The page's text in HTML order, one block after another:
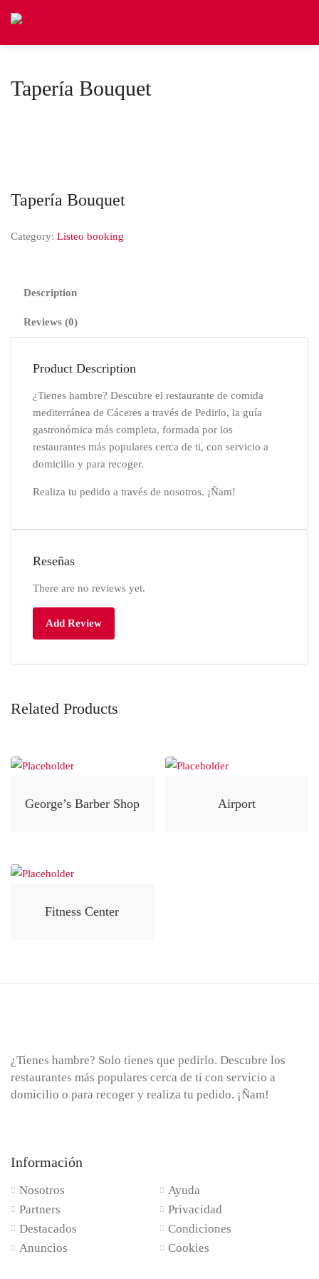
Tapería Bouquet
Tapería Bouquet
Category: Listeo booking
Description
Reviews (0)
Product Description
¿Tienes hambre? Descubre el restaurante de comida
mediterránea de Cáceres a través de Pedirlo, la guía
gastronómica más completa, formada por los
restaurantes más populares cerca de ti, con servicio a
domicilio y para recoger.
Realiza tu pedido a través de nosotros. ¡Ñam!
Reseñas
There are no reviews yet.
Add Review
Related Products
George’s Barber Shop Airport
Fitness Center
¿Tienes hambre? Solo tienes que pedirlo. Descubre los
restaurantes más populares cerca de ti con servicio a
domicilio o para recoger y realiza tu pedido. ¡Ñam!
Información
Nosotros
Partners
Destacados
Anuncios
Ayuda
Privacidad
Condiciones
Cookies